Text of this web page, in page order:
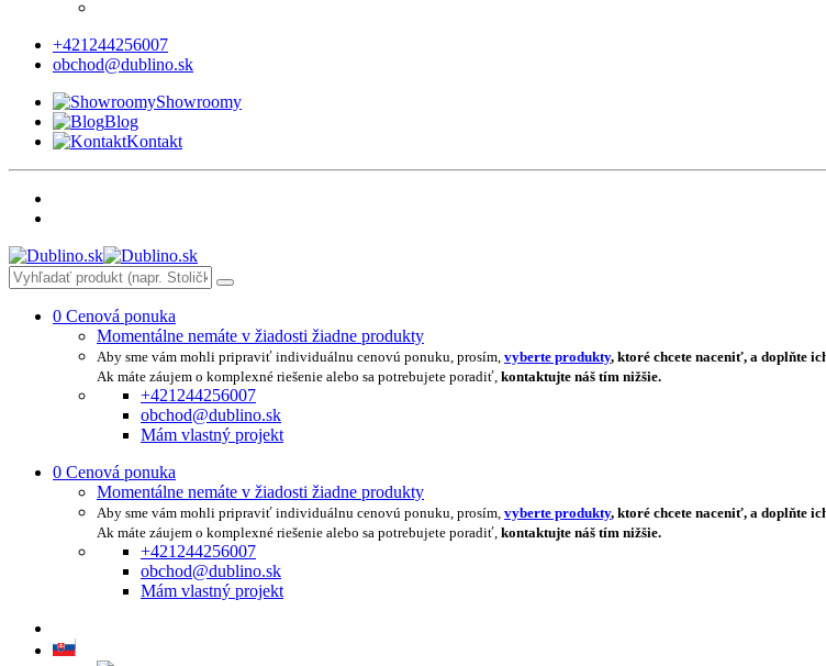
+421244256007
obchod@dublino.sk
Showroomy
Blog
Kontakt
0 Cenová ponuka
Momentálne nemáte v žiadosti žiadne produkty
Aby sme vám mohli pripraviť individuálnu cenovú ponuku, prosím, vyberte produkty, ktoré chcete naceniť, a doplňte
Ak máte záujem o komplexné riešenie alebo sa potrebujete poradiť, kontaktujte náš tím nižšie.
+421244256007
obchod@dublino.sk
Mám vlastný projekt
0 Cenová ponuka
Momentálne nemáte v žiadosti žiadne produkty
Aby sme vám mohli pripraviť individuálnu cenovú ponuku, prosím, vyberte produkty, ktoré chcete naceniť, a doplňte
Ak máte záujem o komplexné riešenie alebo sa potrebujete poradiť, kontaktujte náš tím nižšie.
+421244256007
obchod@dublino.sk
Mám vlastný projekt